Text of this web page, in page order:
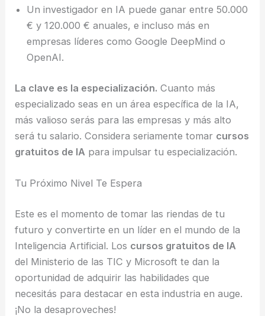
Un investigador en IA puede ganar entre 50.000
€ y 120.000 € anuales, e incluso más en
empresas líderes como Google DeepMind o
OpenAI.
La clave es la especialización. Cuanto más
especializado seas en un área específica de la IA,
más valioso serás para las empresas y más alto
será tu salario. Considera seriamente tomar cursos
gratuitos de IA para impulsar tu especialización.
Tu Próximo Nivel Te Espera
Este es el momento de tomar las riendas de tu
futuro y convertirte en un líder en el mundo de la
Inteligencia Artificial. Los cursos gratuitos de IA
del Ministerio de las TIC y Microsoft te dan la
oportunidad de adquirir las habilidades que
necesitás para destacar en esta industria en auge.
¡No la desaproveches!